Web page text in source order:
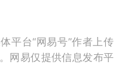
平台“网易号”作者上传
网易仅提供信息发布平